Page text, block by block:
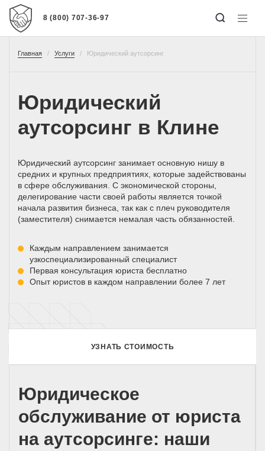
8 (800) 707-36-97
Главная Услуги Юридический аутсорсинг
Юридический
аутсорсинг в Клине
Юридический аутсорсинг занимает основную нишу в
средних и крупных предприятиях, которые задействованы
в сфере обслуживания. С экономической стороны,
делегирование части своей работы является точкой
начала развития бизнеса, так как с плеч руководителя
(заместителя) снимается немалая часть обязанностей.
Каждым направлением занимается
узкоспециализированный специалист
Первая консультация юриста бесплатно
Опыт юристов в каждом направлении более 7 лет
УЗНАТЬ СТОИМОСТЬ
Юридическое
обслуживание от юриста
на аутсорсинге: наши